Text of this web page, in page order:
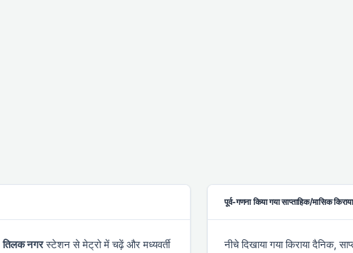
तिलक नगरस्टेशन से मेट्रो में चढ़ें औरमध्यवर्ती
पूर्व-गणना किया गया साप्ताहिक/मासिक किराया
नीचे दिखाया गया किराया दैनिक,